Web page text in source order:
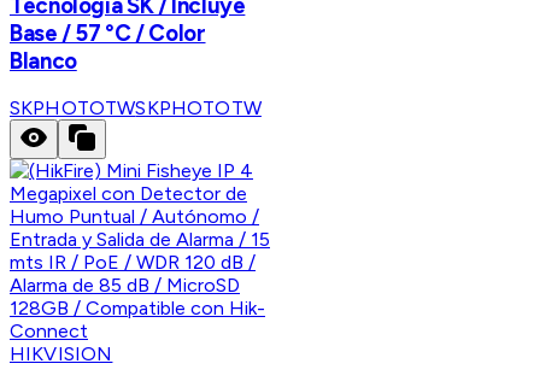
Base / 57 °C / Color
Blanco
SKPHOTOTWSKPHOTOTW
HIKVISION